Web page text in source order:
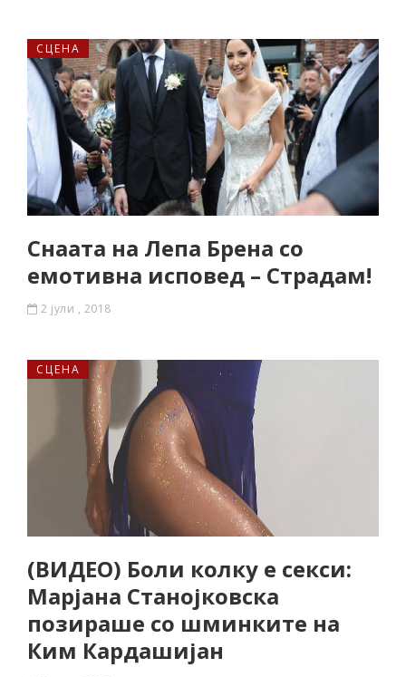
СЦЕНА
Снаата на Лепа Брена со
емотивна исповед – Страдам!
2 јули , 2018
СЦЕНА
(ВИДЕО) Боли колку е секси:
Марјана Станојковска
позираше со шминките на
Ким Кардашијан